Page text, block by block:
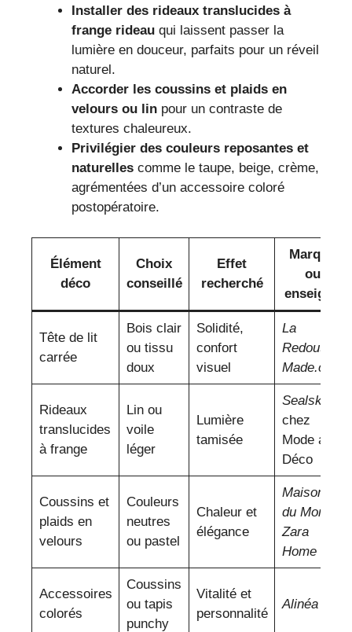
Installer des rideaux translucides à
frange rideau qui laissent passer la
lumière en douceur, parfaits pour un réveil
naturel.
Accorder les coussins et plaids en
velours ou lin pour un contraste de
textures chaleureux.
Privilégier des couleurs reposantes et
naturelles comme le taupe, beige, crème,
agrémentées d’un accessoire coloré
postopératoire.
Élément
déco
Choix
conseillé
Effet
recherché
Marque
ou
enseigne
Tête de lit
carrée
Bois clair
ou tissu
doux
Solidité,
confort
visuel
La
Redoute
Made.com
Rideaux
translucides
à frange
Lin ou
voile
léger
Lumière
tamisée
Sealskin
chez
Mode and
Déco
Coussins et
plaids en
velours
Couleurs
neutres
ou pastel
Chaleur et
élégance
Maisons
du Monde
Zara
Home
Accessoires
colorés
Coussins
ou tapis
punchy
Vitalité et
personnalité
Alinéa